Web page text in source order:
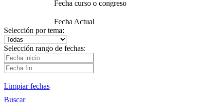
Fecha curso o congreso
Fecha Actual
Selección por tema:
Selección rango de fechas:
Limpiar fechas
Buscar